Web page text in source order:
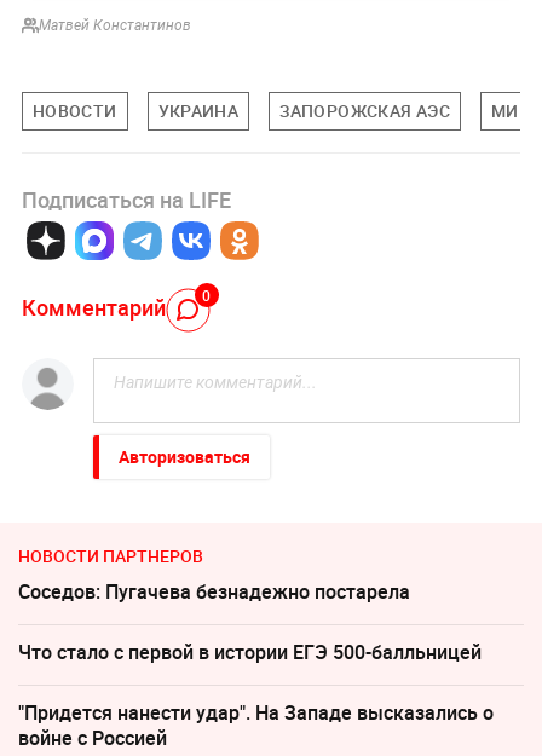
Матвей Константинов
НОВОСТИ УКРАИНА ЗАПОРОЖСКАЯ АЭС
Подписаться на LIFE
Комментарий 0
Авторизоваться
НОВОСТИ ПАРТНЕРОВ
Соседов: Пугачева безнадежно постарела
Что стало с первой в истории ЕГЭ 500-балльницей
"Придется нанести удар". На Западе высказались о
войне с Россией